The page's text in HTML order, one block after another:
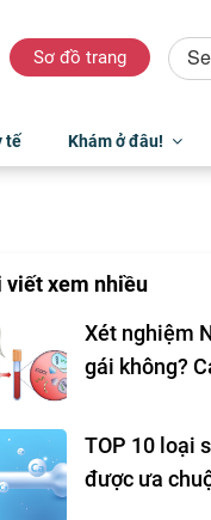
Sơ đồ trang
tế Khám ở đâu!
viết xem nhiều
Xét nghiệm
gái không?
TOP 10 loại
được ưa